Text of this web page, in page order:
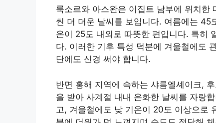
룩소르와 아스완은 이집트 남부에 위치한
씬 더 더운 날씨를 보입니다. 여름에는 45
온이 25도 내외로 따뜻한 편입니다. 특히
다. 이러한 기후 특성 덕분에 겨울철에도
단에도 신경 써야 합니다.
반면 홍해 지역에 속하는 샤름엘셰이크,
을 받아 사계절 내내 온화한 날씨를 자랑
고, 겨울철에도 낮 기온이 20도 이상으로